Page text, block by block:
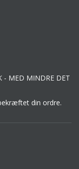
- MED MINDRE DET
din ordre.